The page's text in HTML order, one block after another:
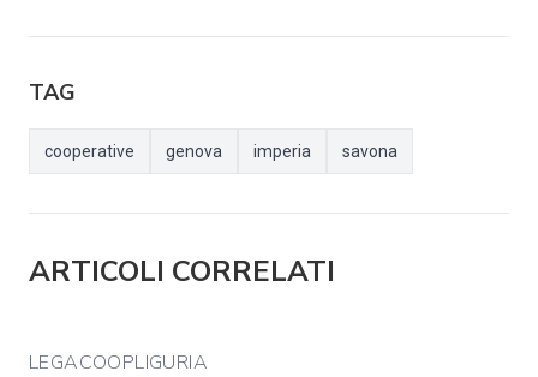
TAG
cooperative genova imperia savona
ARTICOLI CORRELATI
LEGACOOPLIGURIA